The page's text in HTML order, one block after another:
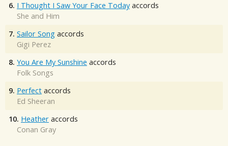
6. I Thought I Saw Your Face Today accords
She and Him
7. Sailor Song accords
Gigi Perez
8. You Are My Sunshine accords
Folk Songs
9. Perfect accords
Ed Sheeran
10. Heather accords
Conan Gray